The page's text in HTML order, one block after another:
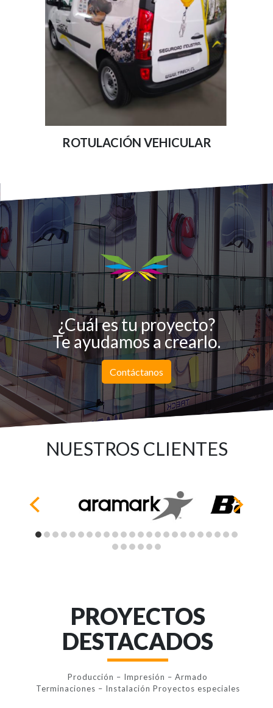
ROTULACIÓN VEHICULAR
¿Cuál es tu proyecto?
Te ayudamos a crearlo.
Contáctanos
NUESTROS CLIENTES
PROYECTOS
DESTACADOS
Producción – Impresión – Armado
Terminaciones – Instalación Proyectos especiales